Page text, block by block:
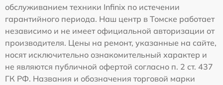
обслуживанием техники Infinix по истечении
гарантийного периода. Наш центр в Томске работает
независимо и не имеет официальной авторизации от
производителя. Цены на ремонт, указанные на сайте,
носят исключительно ознакомительный характер и
не являются публичной офертой согласно п. 2 ст. 437
ГК РФ. Названия и обозначения торговой марки